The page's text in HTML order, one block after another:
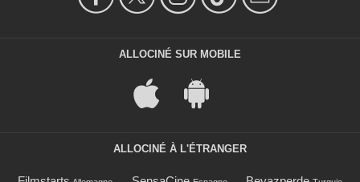
ALLOCINÉ SUR MOBILE
ALLOCINÉ À L'ÉTRANGER